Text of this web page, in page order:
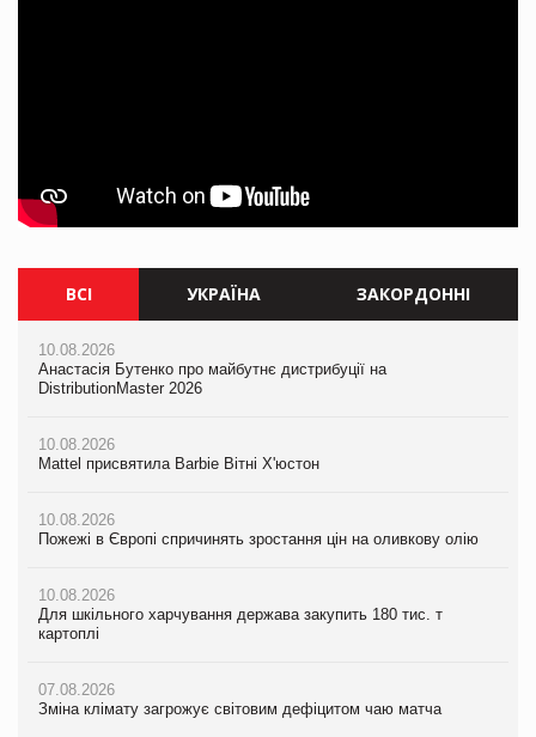
ВСІ УКРАЇНА ЗАКОРДОННІ
10.08.2026
Анастасія Бутенко про майбутнє дистрибуції на
DistributionMaster 2026
10.08.2026
Mattel присвятила Barbie Вітні Х'юстон
10.08.2026
Пожежі в Європі спричинять зростання цін на оливкову олію
10.08.2026
Для шкільного харчування держава закупить 180 тис. т
картоплі
07.08.2026
Зміна клімату загрожує світовим дефіцитом чаю матча
10.08.2026
Анастасія Бутенко про майбутнє дистрибуції на
DistributionMaster 2026
10.08.2026
Mattel присвятила Barbie Вітні Х'юстон
10.08.2026
Пожежі в Європі спричинять зростання цін на оливкову олію
10.08.2026
Для шкільного харчування держава закупить 180 тис. т
картоплі
07.08.2026
Зміна клімату загрожує світовим дефіцитом чаю матча
10.08.2026
Mattel присвятила Barbie Вітні Х'юстон
Пожежі в Європі спричинять зростання цін на оливкову олію
Зміна клімату загрожує світовим дефіцитом чаю матча
Криза у Китаї може спричинити великі потрясіння для світової
економіки
Kraft Heinz скоротила збиток у першому півріччі